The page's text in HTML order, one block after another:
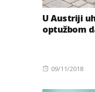
U Austriji
optužbom
Posted
09/11/2018